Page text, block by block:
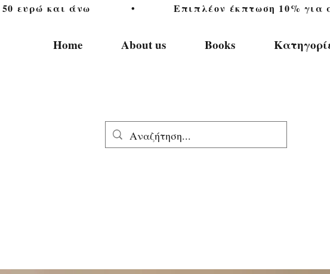
ευρώ και άνω            •           Επιπλέον έκπτωση 10%
Home About us Books